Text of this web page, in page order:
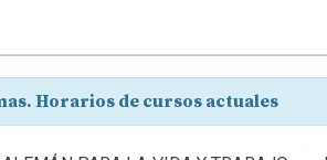
Horarios de cursos actuales